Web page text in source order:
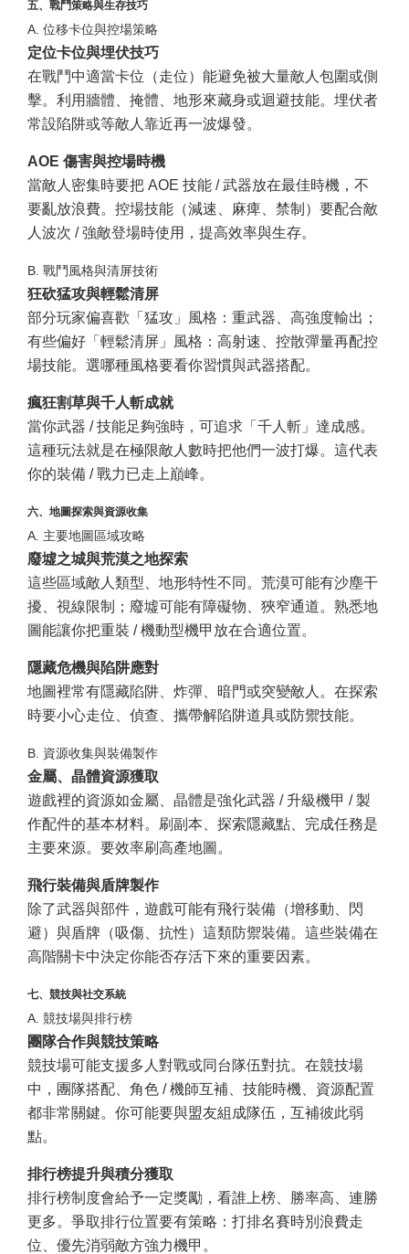
五、戰鬥策略與生存技巧
A. 位移卡位與控場策略
定位卡位與埋伏技巧
在戰鬥中適當卡位（走位）能避免被大量敵人包圍或側
擊。利用牆體、掩體、地形來藏身或迴避技能。埋伏者
常設陷阱或等敵人靠近再一波爆發。
AOE 傷害與控場時機
當敵人密集時要把 AOE 技能 / 武器放在最佳時機，不
要亂放浪費。控場技能（減速、麻痺、禁制）要配合敵
人波次 / 強敵登場時使用，提高效率與生存。
B. 戰鬥風格與清屏技術
狂砍猛攻與輕鬆清屏
部分玩家偏喜歡「猛攻」風格：重武器、高強度輸出；
有些偏好「輕鬆清屏」風格：高射速、控散彈量再配控
場技能。選哪種風格要看你習慣與武器搭配。
瘋狂割草與千人斬成就
當你武器 / 技能足夠強時，可追求「千人斬」達成感。
這種玩法就是在極限敵人數時把他們一波打爆。這代表
你的裝備 / 戰力已走上巔峰。
六、地圖探索與資源收集
A. 主要地圖區域攻略
廢墟之城與荒漠之地探索
這些區域敵人類型、地形特性不同。荒漠可能有沙塵干
擾、視線限制；廢墟可能有障礙物、狹窄通道。熟悉地
圖能讓你把重裝 / 機動型機甲放在合適位置。
隱藏危機與陷阱應對
地圖裡常有隱藏陷阱、炸彈、暗門或突變敵人。在探索
時要小心走位、偵查、攜帶解陷阱道具或防禦技能。
B. 資源收集與裝備製作
金屬、晶體資源獲取
遊戲裡的資源如金屬、晶體是強化武器 / 升級機甲 / 製
作配件的基本材料。刷副本、探索隱藏點、完成任務是
主要來源。要效率刷高產地圖。
飛行裝備與盾牌製作
除了武器與部件，遊戲可能有飛行裝備（增移動、閃
避）與盾牌（吸傷、抗性）這類防禦裝備。這些裝備在
高階關卡中決定你能否存活下來的重要因素。
七、競技與社交系統
A. 競技場與排行榜
團隊合作與競技策略
競技場可能支援多人對戰或同台隊伍對抗。在競技場
中，團隊搭配、角色 / 機師互補、技能時機、資源配置
都非常關鍵。你可能要與盟友組成隊伍，互補彼此弱
點。
排行榜提升與積分獲取
排行榜制度會給予一定獎勵，看誰上榜、勝率高、連勝
更多。爭取排行位置要有策略：打排名賽時別浪費走
位、優先消弱敵方強力機甲。